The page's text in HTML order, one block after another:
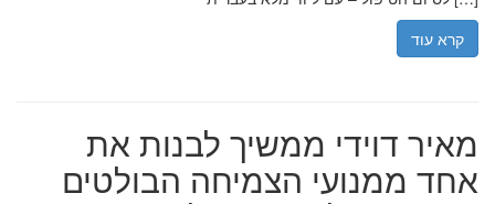
קרא עוד
מאיר דוידי ממשיך לבנות את
אחד ממנועי הצמיחה הבולטים